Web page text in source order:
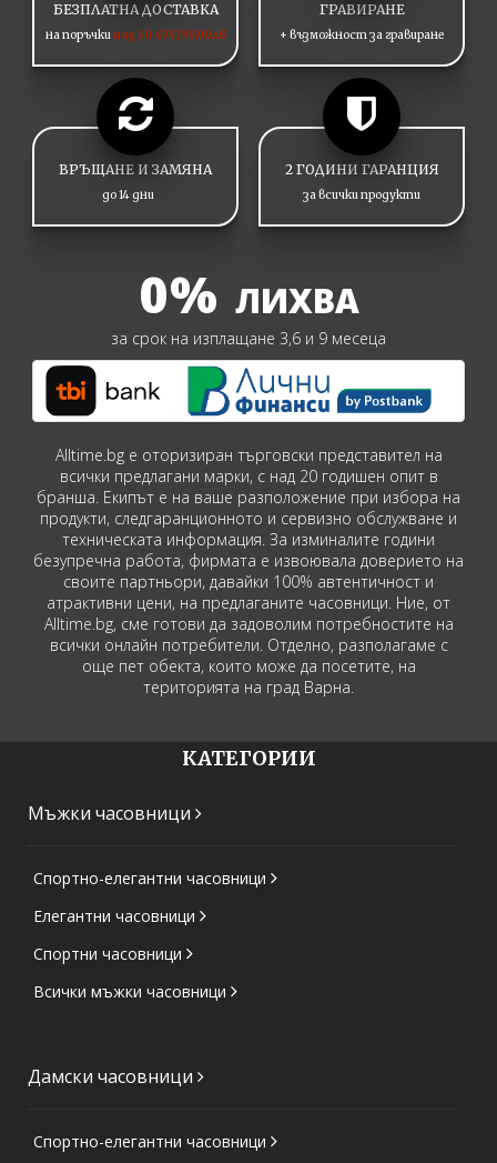
БЕЗПЛАТНА ДОСТАВКА
на поръчкинад 30.67€/59.90лв
ГРАВИРАНЕ
+ възможност за гравиране
ВРЪЩАНЕ И ЗАМЯНА
до 14 дни
2 ГОДИНИ ГАРАНЦИЯ
за всички продукти
0% ЛИХВА
за срок на изплащане 3,6 и 9 месеца
Alltime.bg е оторизиран търговски представител на
всички предлагани марки, с над 20 годишен опит в
бранша. Екипът е на ваше разположение при избора на
продукти, следгаранционното и сервизно обслужване и
техническата информация. За изминалите години
безупречна работа, фирмата е извоювала доверието на
своите партньори, давайки 100% автентичност и
атрактивни цени, на предлаганите часовници. Ние, от
Alltime.bg, сме готови да задоволим потребностите на
всички онлайн потребители. Отделно, разполагаме с
още пет обекта, които може да посетите, на
територията на град Варна.
КАТЕГОРИИ
Мъжки часовници
Спортно-елегантни часовници
Елегантни часовници
Спортни часовници
Всички мъжки часовници
Дамски часовници
Спортно-елегантни часовници